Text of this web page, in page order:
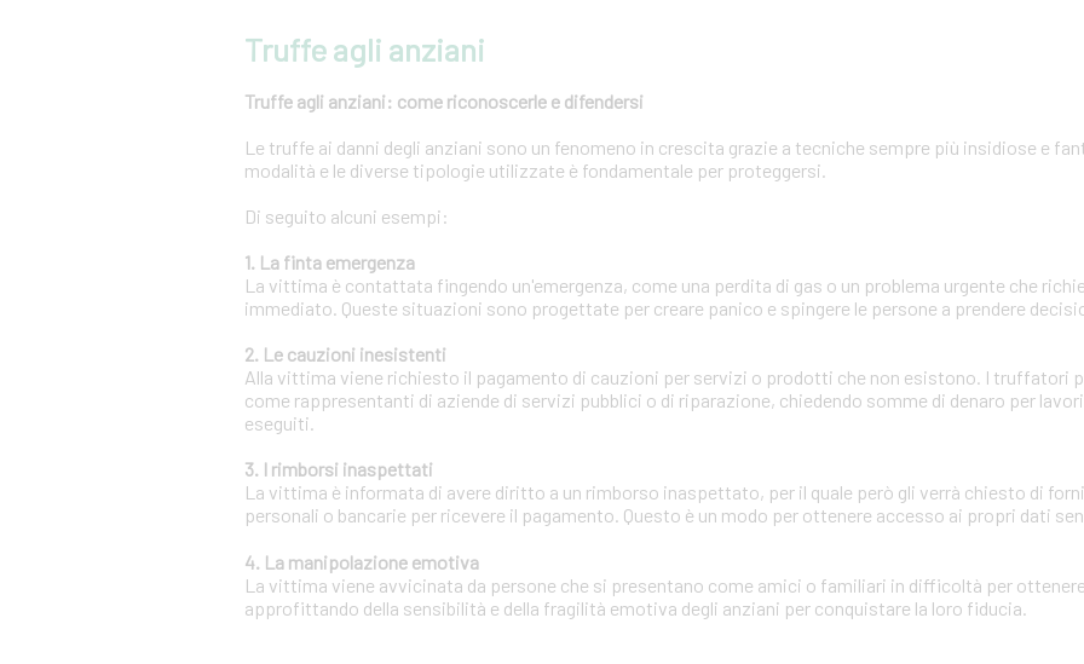
Truffe agli anziani
Truffe agli anziani: come riconoscerle e difendersi
Le truffe ai danni degli anziani sono un fenomeno in crescita grazie a tecniche sempre più insidiose e
modalità e le diverse tipologie utilizzate è fondamentale per proteggersi.
Di seguito alcuni esempi:
1. La finta emergenza
La vittima è contattata fingendo un'emergenza, come una perdita di gas o un problema urgente che
immediato. Queste situazioni sono progettate per creare panico e spingere le persone a prendere
2. Le cauzioni inesistenti
Alla vittima viene richiesto il pagamento di cauzioni per servizi o prodotti che non esistono. I truffatori
come rappresentanti di aziende di servizi pubblici o di riparazione, chiedendo somme di denaro per
eseguiti.
3. I rimborsi inaspettati
La vittima è informata di avere diritto a un rimborso inaspettato, per il quale però gli verrà chiesto di
personali o bancarie per ricevere il pagamento. Questo è un modo per ottenere accesso ai propri dati
4. La manipolazione emotiva
La vittima viene avvicinata da persone che si presentano come amici o familiari in difficoltà per
approfittando della sensibilità e della fragilità emotiva degli anziani per conquistare la loro fiducia.